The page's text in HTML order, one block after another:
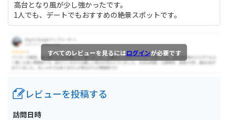
高台となり風が少し強かったです。
1人でも、デートでもおすすめの絶景スポットです。
すべてのレビューを見るにはログインが必要です
レビューを投稿する
訪問日時